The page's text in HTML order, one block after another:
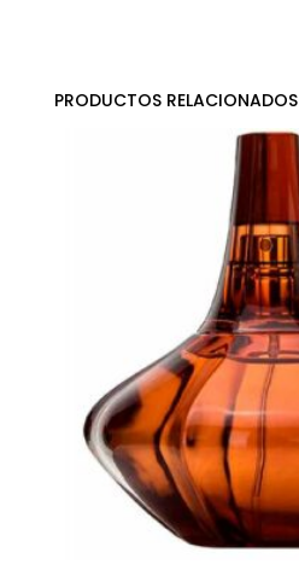
PRODUCTOS RELACIONADOS